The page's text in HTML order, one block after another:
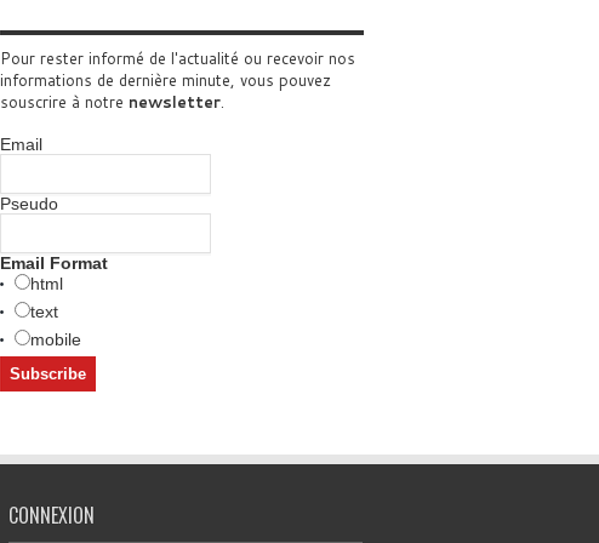
Pour rester informé de l'actualité ou recevoir nos
informations de dernière minute, vous pouvez
souscrire à notre newsletter.
Email
Pseudo
Email Format
html
text
mobile
CONNEXION